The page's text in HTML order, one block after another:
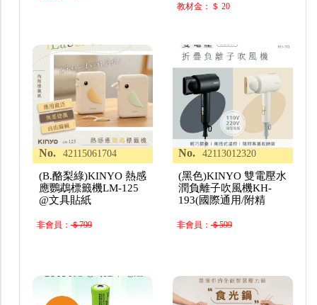
教材金：＄ 20
No. 42115061704
(B.酪梨綠)KINYO 熱感
應鸚鵡標籤機LM-125
@文具貼紙
非會員：＄799
No. 42113012320
(黑色)KINYO 雙電壓水
潤負離子吹風機KH-
193(國際通用/附精
非會員：＄599